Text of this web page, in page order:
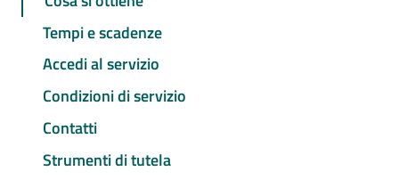
Tempi e scadenze
Accedi al servizio
Condizioni di servizio
Contatti
Strumenti di tutela